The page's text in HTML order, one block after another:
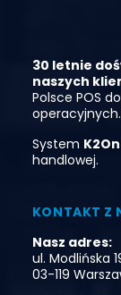
30 letnie
naszych
Polsce POS
operacyjnych.
System
handlowej.
KONTAKT Z
Nasz adres:
ul. Modlińska
03-119